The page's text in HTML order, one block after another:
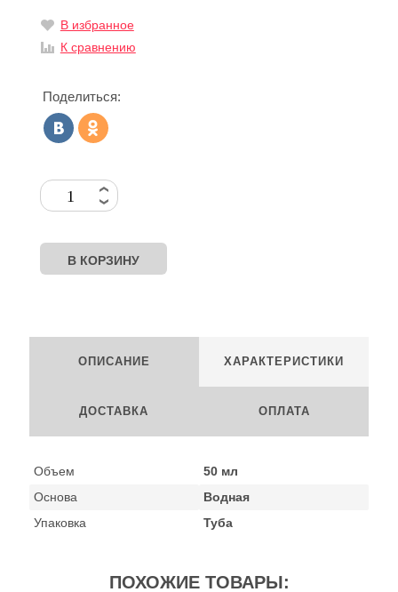
В избранное
К сравнению
Поделиться:
ОПИСАНИЕ ХАРАКТЕРИСТИКИ
ДОСТАВКА ОПЛАТА
Объем
50 мл
Основа
Водная
Упаковка
Туба
ПОХОЖИЕ ТОВАРЫ: